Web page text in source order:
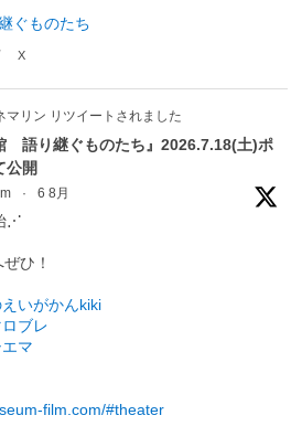
ぐものたち
X
マリン リツイートされました
語り継ぐものたち』2026.7.18(土)ポ
公開
· 6 8月
⋰
ひ！
いがかんkiki
ブレ
マ
film.com/#theater